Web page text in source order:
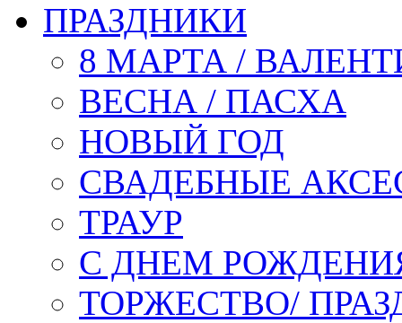
ПРАЗДНИКИ
8 МАРТА /
ВЕСНА / ПАСХА
НОВЫЙ ГОД
СВАДЕБНЫЕ
ТРАУР
С ДНЕМ
ТОРЖЕСТВО/